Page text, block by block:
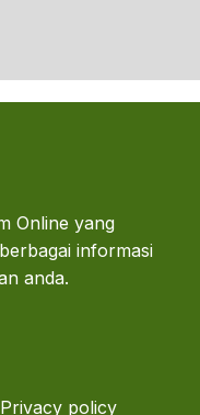
Online yang
informasi
anda.
Privacy policy